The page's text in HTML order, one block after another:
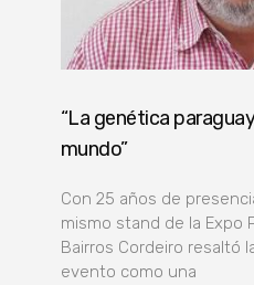
“La genética
mundo”
Con 25 años de
mismo stand de la Expo
Bairros Cordeiro resaltó
evento como una